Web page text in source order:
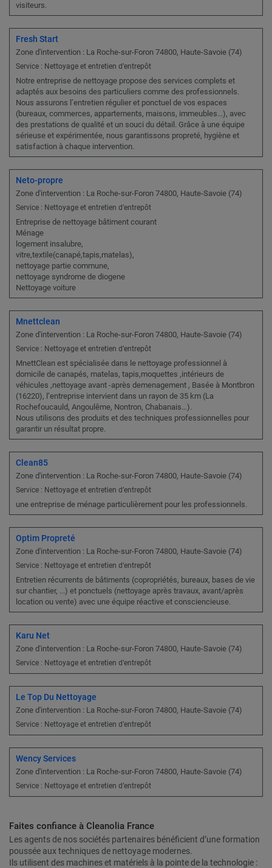
visiteurs.
Fresh Start
Zone d'intervention : La Roche-sur-Foron 74800, Haute-Savoie (74)
Service : Nettoyage et entretien d’entrepôt
Notre entreprise de nettoyage propose des services complets et
adaptés aux besoins des particuliers comme des professionnels.
Nous assurons l’entretien régulier et ponctuel de vos espaces
(bureaux, commerces, appartements, maisons, immeubles…), avec
des prestations de qualité et un souci du détail. Grâce à une équipe
sérieuse et expérimentée, nous garantissons propreté, hygiène et
satisfaction à chaque intervention.
Neto-propre
Zone d'intervention : La Roche-sur-Foron 74800, Haute-Savoie (74)
Service : Nettoyage et entretien d’entrepôt
Entreprise de nettoyage bâtiment courant
Ménage
logement insalubre,
vitre,textile(canapé,tapis,matelas),
nettoyage partie commune,
nettoyage syndrome de diogene
Nettoyage voiture
Mnettclean
Zone d'intervention : La Roche-sur-Foron 74800, Haute-Savoie (74)
Service : Nettoyage et entretien d’entrepôt
MnettClean est spécialisée dans le nettoyage professionnel à
domicile de canapés, matelas, tapis,moquettes ,intérieurs de
véhicules ,nettoyage avant -après demenagement , Basée à Montbron
(16220), l’entreprise intervient dans un rayon de 35 km (La
Rochefoucauld, Angoulême, Nontron, Chabanais…).
Nous utilisons des produits et des techniques professionnelles pour
garantir un résultat propre.
Clean85
Zone d'intervention : La Roche-sur-Foron 74800, Haute-Savoie (74)
Service : Nettoyage et entretien d’entrepôt
une entreprise de ménage particulièrement pour les professionnels.
Optim Propreté
Zone d'intervention : La Roche-sur-Foron 74800, Haute-Savoie (74)
Service : Nettoyage et entretien d’entrepôt
Entretien récurrents de bâtiments (copropriétés, bureaux, bases de vie
sur chantier, ...) et ponctuels (nettoyage après travaux, avant/après
location ou vente) avec une équipe réactive et consciencieuse.
Karu Net
Zone d'intervention : La Roche-sur-Foron 74800, Haute-Savoie (74)
Service : Nettoyage et entretien d’entrepôt
Le Top Du Nettoyage
Zone d'intervention : La Roche-sur-Foron 74800, Haute-Savoie (74)
Service : Nettoyage et entretien d’entrepôt
Wency Services
Zone d'intervention : La Roche-sur-Foron 74800, Haute-Savoie (74)
Service : Nettoyage et entretien d’entrepôt
Faites confiance à Cleanolia France
Les agents de nos sociétés partenaires bénéficient d’une formation
poussée aux techniques de nettoyage modernes.
Ils utilisent des machines et matériels à la pointe de la technologie :